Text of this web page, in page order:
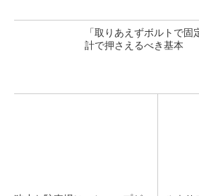
「取りあえずボルトで
計で押さえるべき基本